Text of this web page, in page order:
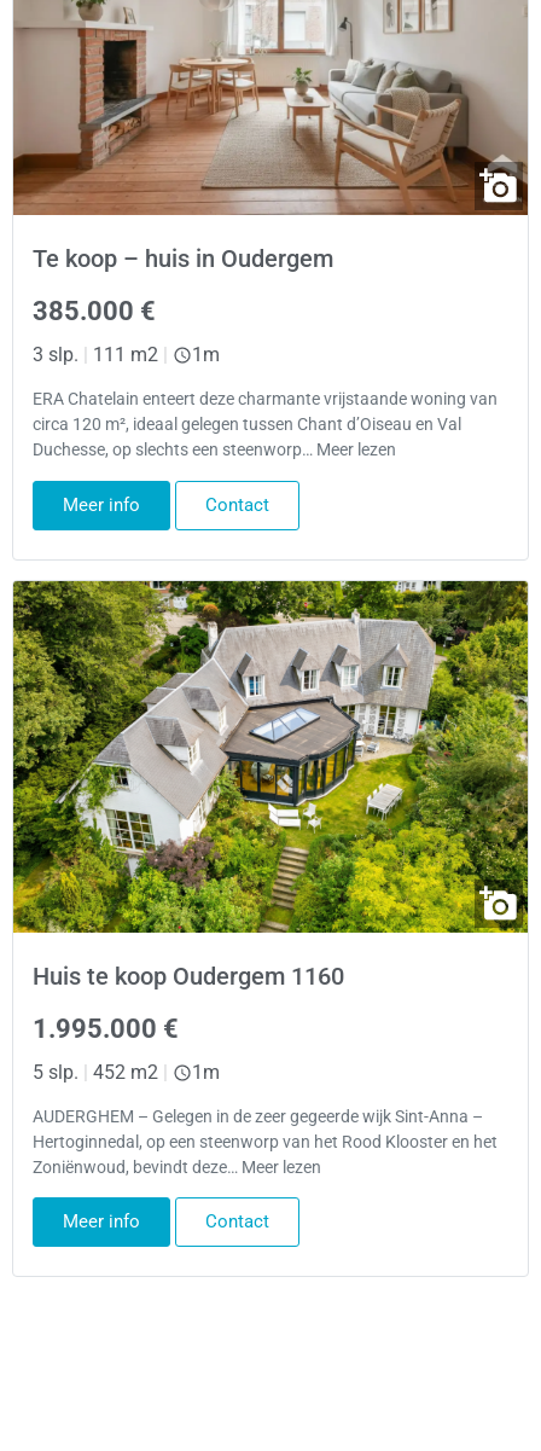
Te koop – huis in Oudergem
385.000 €
3 slp. | 111 m2 | 1m
ERA Chatelain enteert deze charmante vrijstaande woning van
circa 120 m², ideaal gelegen tussen Chant d’Oiseau en Val
Duchesse, op slechts een steenworp… Meer lezen
Meer info Contact
Huis te koop Oudergem 1160
1.995.000 €
5 slp. | 452 m2 | 1m
AUDERGHEM – Gelegen in de zeer gegeerde wijk Sint-Anna –
Hertoginnedal, op een steenworp van het Rood Klooster en het
Zoniënwoud, bevindt deze… Meer lezen
Meer info Contact